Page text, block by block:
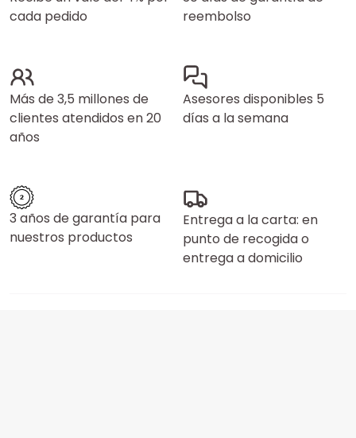
cada pedido
reembolso
Más de 3,5 millones de
clientes atendidos en 20
años
Asesores disponibles 5
días a la semana
3 años de garantía para
nuestros productos
Entrega a la carta: en
punto de recogida o
entrega a domicilio